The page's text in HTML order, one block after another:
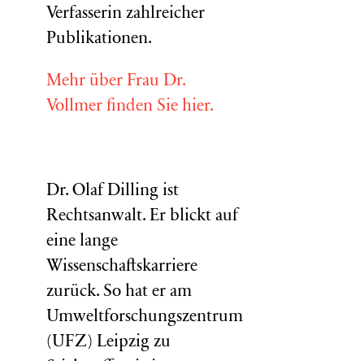
Verfasserin zahlreicher
Publikationen.
Mehr über Frau Dr.
Vollmer finden Sie hier.
Dr. Olaf Dilling ist
Rechtsanwalt. Er blickt auf
eine lange
Wissenschaftskarriere
zurück. So hat er am
Umweltforschungszentrum
(UFZ) Leipzig zu